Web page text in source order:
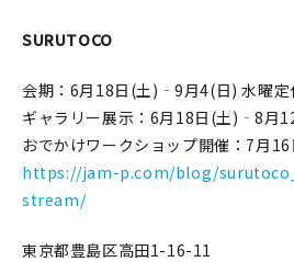
SURUTOCO
会期：6月18日(土)‐9月4(日) 水曜定
ギャラリー展示：6月18日(土)‐8月
おでかけワークショップ開催：7月
https://jam-p.com/blog/
stream/
東京都豊島区高田1-16-11